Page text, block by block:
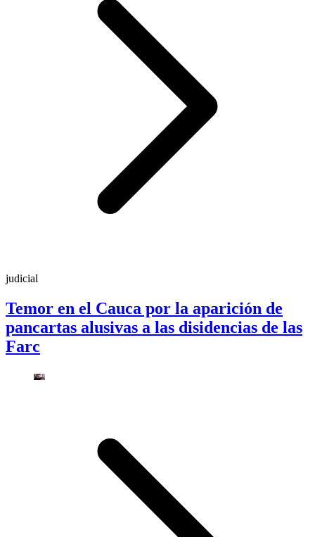
judicial
Temor en el Cauca por la aparición de
pancartas alusivas a las disidencias de las
Farc